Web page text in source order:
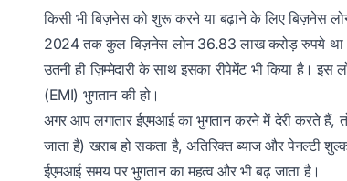
किसी भी बिज़नेस को शुरू करने या बढ़ाने के लिए बिज़नेस
2024 तक कुल बिज़नेस लोन 36.83 लाख करोड़ रुपये
उतनी ही ज़िम्मेदारी के साथ इसका रीपेमेंट भी किया है।
(EMI) भुगतान की हो।
अगर आप लगातार ईएमआई का भुगतान करने में देरी करते हैं,
जाता है) खराब हो सकता है, अतिरिक्त ब्याज और पेनल्टी
ईएमआई समय पर भुगतान का महत्व और भी बढ़ जाता है।